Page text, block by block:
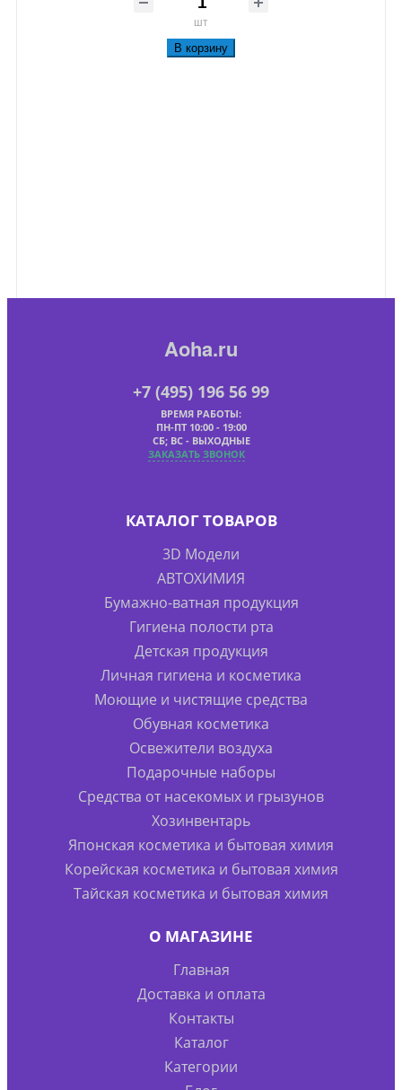
шт
В корзину
Aoha.ru
+7 (495) 196 56 99
ВРЕМЯ РАБОТЫ:
ПН-ПТ 10:00 - 19:00
СБ; ВС - ВЫХОДНЫЕ
ЗАКАЗАТЬ ЗВОНОК
КАТАЛОГ ТОВАРОВ
3D Модели
АВТОХИМИЯ
Бумажно-ватная продукция
Гигиена полости рта
Детская продукция
Личная гигиена и косметика
Моющие и чистящие средства
Обувная косметика
Освежители воздуха
Подарочные наборы
Средства от насекомых и грызунов
Хозинвентарь
Японская косметика и бытовая химия
Корейская косметика и бытовая химия
Тайская косметика и бытовая химия
О МАГАЗИНЕ
Главная
Доставка и оплата
Контакты
Каталог
Категории